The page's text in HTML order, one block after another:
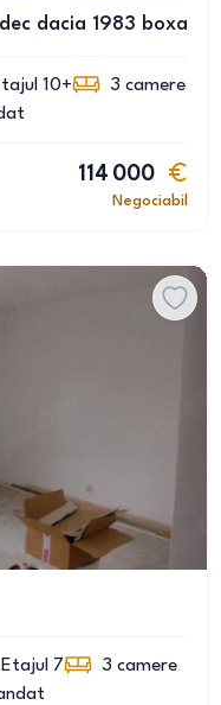
dacia 1983 boxa
10+ 3 camere
114 000
Negociabil
Etajul 7 3 camere